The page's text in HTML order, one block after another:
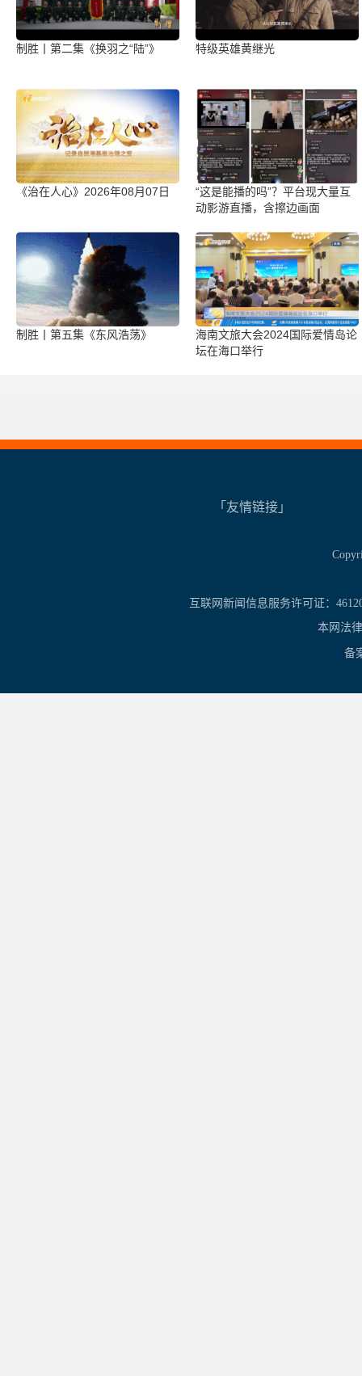
制胜丨第二集《换羽之“陆”》 特级英雄黄继光
《治在人心》2026年08月07日
“这是能播的吗”？平台现大量互
动影游直播，含擦边画面
制胜丨第五集《东风浩荡》
海南文旅大会2024国际爱情岛论
坛在海口举行
「友情链接」
互联网新闻信息服务许可证：
本网法
备